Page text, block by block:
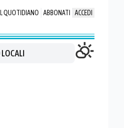
QUOTIDIANO ABBONATI ACCEDI